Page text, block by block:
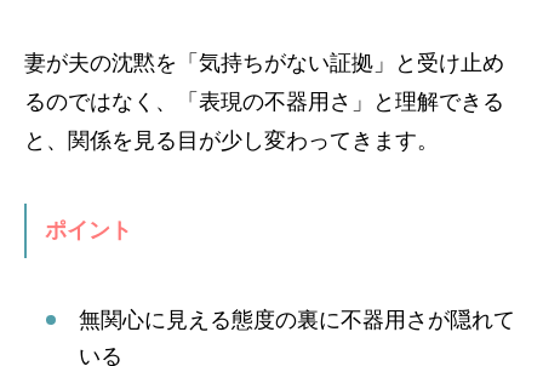
妻が夫の沈黙を「気持ちがない証拠」と受け止め
るのではなく、「表現の不器用さ」と理解できる
と、関係を見る目が少し変わってきます。
ポイント
無関心に見える態度の裏に不器用さが隠れて
いる